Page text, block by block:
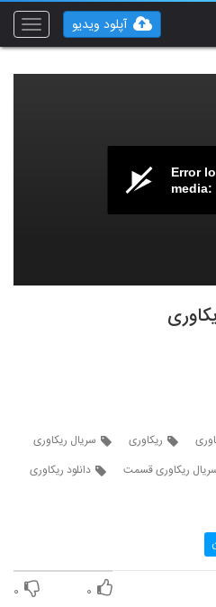
Toggle
آپلود ویدیو
Error
media:
ریکاوری
سریال ریکاوری
سریال ریکاوری قسمت دانلود ریکاوری
۰ ۰